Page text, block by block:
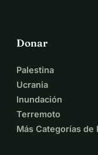
Donar
Palestina
Ucrania
Inundación
Terremoto
Más Categorías de